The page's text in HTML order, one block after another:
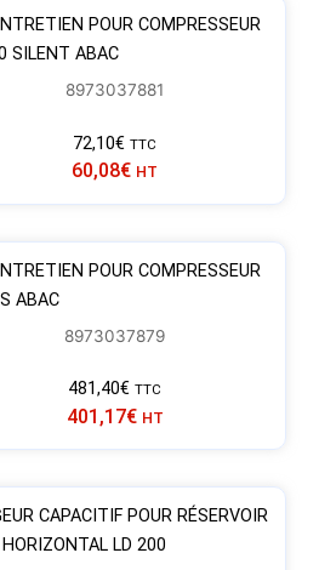
POUR COMPRESSEUR
SILENT ABAC
8973037881
72,10€ TTC
60,08€ HT
POUR COMPRESSEUR
ABAC
8973037879
481,40€ TTC
401,17€ HT
CAPACITIF POUR RÉSERVOIR
HORIZONTAL LD 200